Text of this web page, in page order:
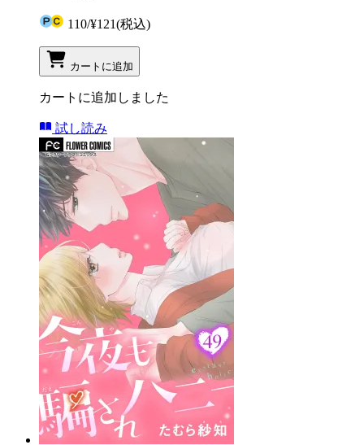
110/¥121(税込)
カートに追加
カートに追加しました
試し読み